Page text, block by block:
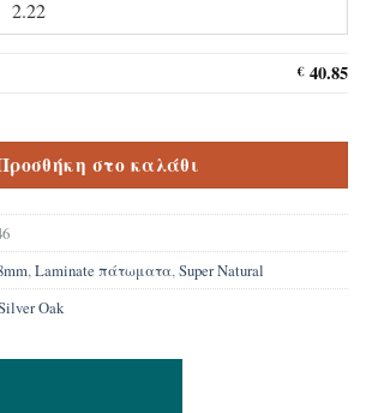
€40.85
original Super Natural Silver Oak 5946
στο καλάθι
,Laminate πάτωματα,Super Natural
Oak